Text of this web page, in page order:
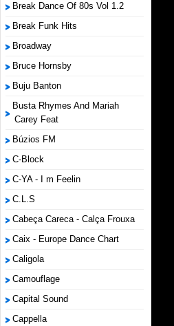
Break Dance Of 80s Vol 1.2
Break Funk Hits
Broadway
Bruce Hornsby
Buju Banton
Busta Rhymes And Mariah
Carey Feat
Búzios FM
C-Block
C-YA - I m Feelin
C.L.S
Cabeça Careca - Calça Frouxa
Caix - Europe Dance Chart
Caligola
Camouflage
Capital Sound
Cappella